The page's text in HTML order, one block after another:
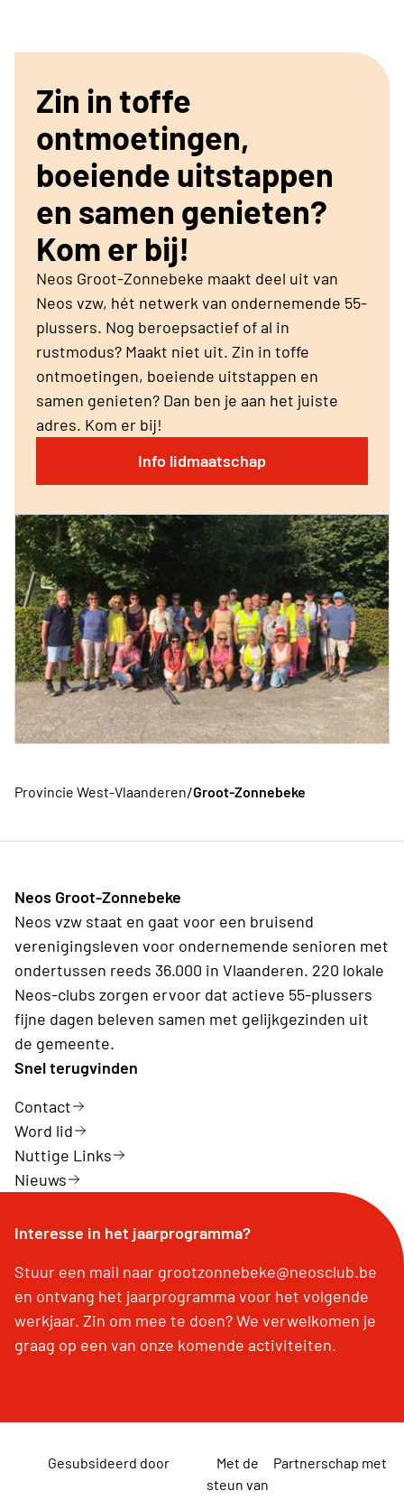
Zin in toffe
ontmoetingen,
boeiende uitstappen
en samen genieten?
Kom er bij!
Neos Groot-Zonnebeke maakt deel uit van
Neos vzw, hét netwerk van ondernemende 55-
plussers. Nog beroepsactief of al in
rustmodus? Maakt niet uit. Zin in toffe
ontmoetingen, boeiende uitstappen en
samen genieten? Dan ben je aan het juiste
adres. Kom er bij!
Info lidmaatschap
Provincie West-Vlaanderen/Groot-Zonnebeke
Neos Groot-Zonnebeke
Neos vzw staat en gaat voor een bruisend
verenigingsleven voor ondernemende senioren met
ondertussen reeds 36.000 in Vlaanderen. 220 lokale
Neos-clubs zorgen ervoor dat actieve 55-plussers
fijne dagen beleven samen met gelijkgezinden uit
de gemeente.
Snel terugvinden
Contact
Word lid
Nuttige Links
Nieuws
Interesse in het jaarprogramma?
Stuur een mail naar grootzonnebeke@neosclub.be
en ontvang het jaarprogramma voor het volgende
werkjaar. Zin om mee te doen? We verwelkomen je
graag op een van onze komende activiteiten.
Gesubsideerd door
Met de
steun van
Partnerschap met